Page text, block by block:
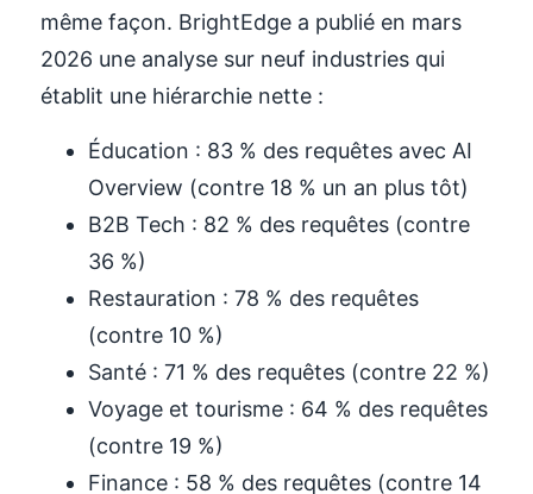
même façon. BrightEdge a publié en mars
2026 une analyse sur neuf industries qui
établit une hiérarchie nette :
Éducation : 83 % des requêtes avec AI
Overview (contre 18 % un an plus tôt)
B2B Tech : 82 % des requêtes (contre
36 %)
Restauration : 78 % des requêtes
(contre 10 %)
Santé : 71 % des requêtes (contre 22 %)
Voyage et tourisme : 64 % des requêtes
(contre 19 %)
Finance : 58 % des requêtes (contre 14